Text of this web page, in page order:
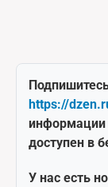
https://
информации
доступен в
У нас есть